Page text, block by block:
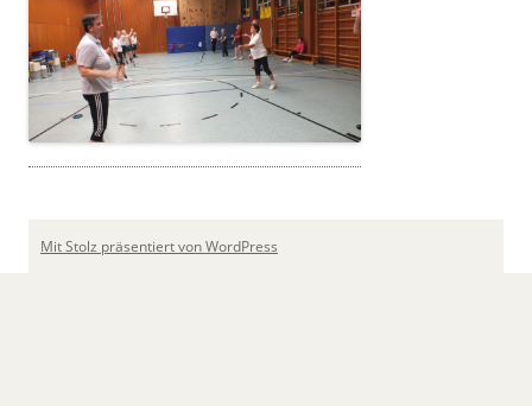
Mit Stolz präsentiert von WordPress